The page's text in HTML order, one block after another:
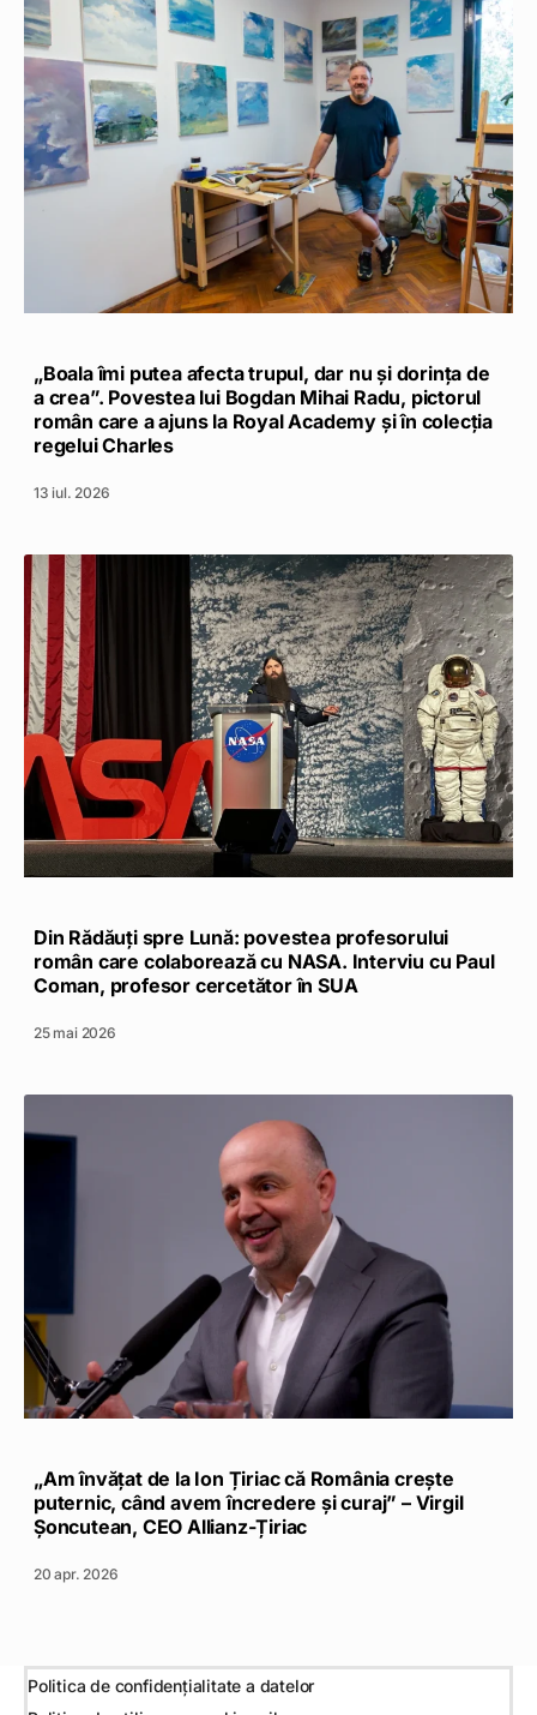
„Boala îmi putea afecta trupul, dar nu și dorința de
a crea”. Povestea lui Bogdan Mihai Radu, pictorul
român care a ajuns la Royal Academy și în colecția
regelui Charles
13 iul. 2026
Din Rădăuți spre Lună: povestea profesorului
român care colaborează cu NASA. Interviu cu Paul
Coman, profesor cercetător în SUA
25 mai 2026
„Am învățat de la Ion Țiriac că România crește
puternic, când avem încredere și curaj” – Virgil
Șoncutean, CEO Allianz-Țiriac
20 apr. 2026
Politica de confidențialitate a datelor